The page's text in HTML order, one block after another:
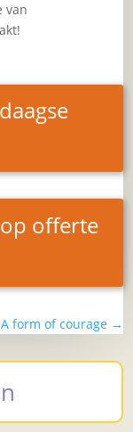
van
offerte
A form of courage →